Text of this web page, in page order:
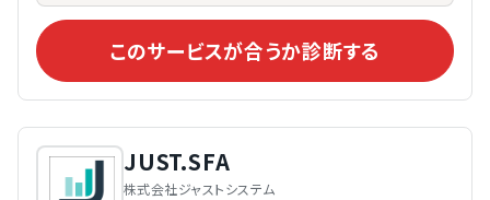
このサービスが合うか診断する
JUST.SFA
株式会社ジャストシステム